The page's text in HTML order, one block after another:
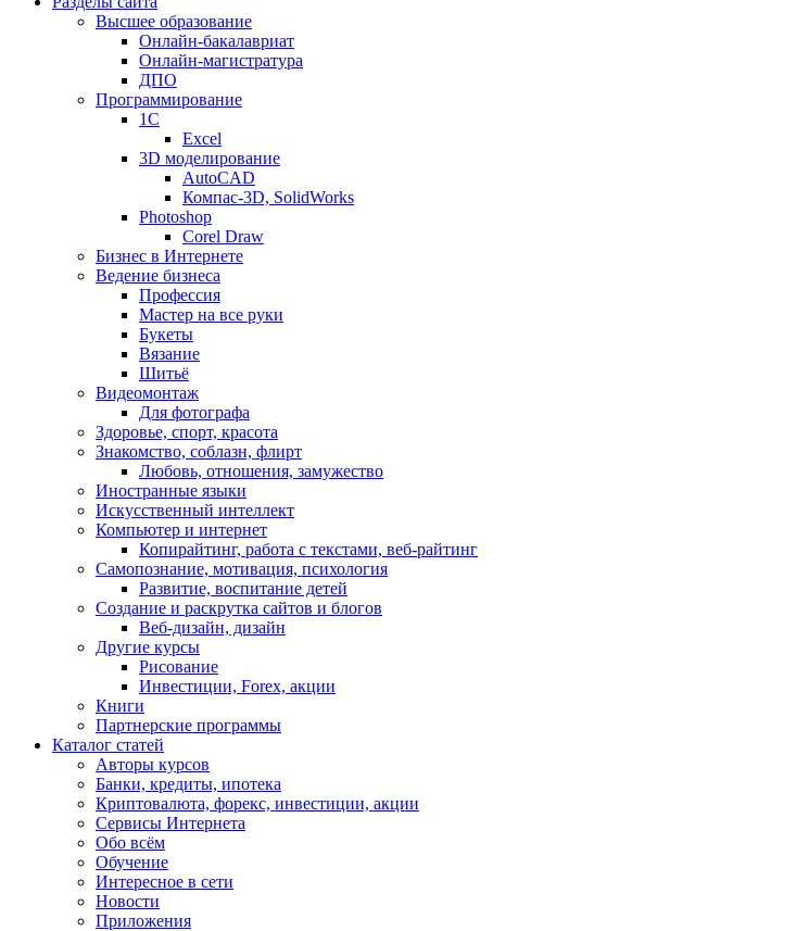
Высшее образование
Онлайн-бакалавриат
Онлайн-магистратура
ДПО
Программирование
1С
Excel
3D моделирование
AutoCAD
Компас-3D, SolidWorks
Photoshop
Corel Draw
Бизнес в Интернете
Ведение бизнеса
Профессия
Мастер на все руки
Букеты
Вязание
Шитьё
Видеомонтаж
Для фотографа
Здоровье, спорт, красота
Знакомство, соблазн, флирт
Любовь, отношения, замужество
Иностранные языки
Искусственный интеллект
Компьютер и интернет
Копирайтинг, работа с текстами, веб-райтинг
Самопознание, мотивация, психология
Развитие, воспитание детей
Создание и раскрутка сайтов и блогов
Веб-дизайн, дизайн
Другие курсы
Рисование
Инвестиции, Forex, акции
Книги
Партнерские программы
Каталог статей
Авторы курсов
Банки, кредиты, ипотека
Криптовалюта, форекс, инвестиции, акции
Сервисы Интернета
Обо всём
Обучение
Интересное в сети
Новости
Приложения